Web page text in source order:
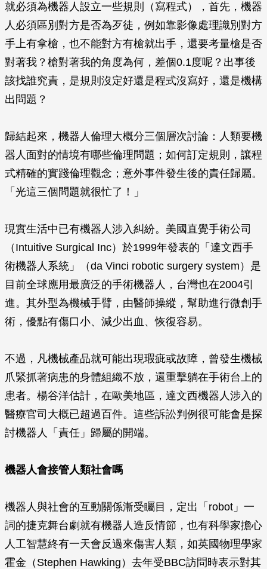
就必須為機器人設立一些規則（寫程式），首先，機器
人必須區別對方是否為歹徒，例如靠影像處理識別對方
手上有拿槍，也不能對方有槍就出手，還要考量槍是否
對著我？槍對著我的角度為何，差個0.1度呢？出事後
該找誰究責，是規則沒定好還是程式沒寫好，還是機構
出問題？
歸結起來，機器人倫理大概分三個層次討論：人類要機
器人面對的情境有哪些倫理問題；如何訂定規則，讓程
式精確的實踐倫理觀念；意外事件發生後的責任歸屬。
「光這三個問題就很忙了！」
現實生活中已有機器人涉入糾紛。美國直覺手術公司
（Intuitive Surgical Inc）於1999年發表的「達文西手
術機器人系統」（da Vinci robotic surgery system）是
目前全球應用最廣泛的手術機器人，台灣也在2004引
進。其外型為機械手臂，由醫師操縱，幫助進行微創手
術，優點有傷口小、減少出血、恢復容易。
不過，凡機械產品就可能出現瑕疵或故障，曾發生機械
爪緊抓著病患的身體組織不放，還重擊躺在手術台上的
患者。楊谷洋估計，在歐美地區，達文西機器人涉入的
醫療官司大概已超過百件。這些訴訟判例很可能會是探
討機器人「責任」歸屬的開端。
機器人會接管人類社會嗎
機器人與社會的互動關係漸受矚目，定出「robot」一
詞的捷克舞台劇就有機器人造反情節，也有科學家擔心
人工智慧終有一天會反過來傷害人類，如英國物理學家
霍金（Stephen Hawking）去年受BBC訪問時表示對其